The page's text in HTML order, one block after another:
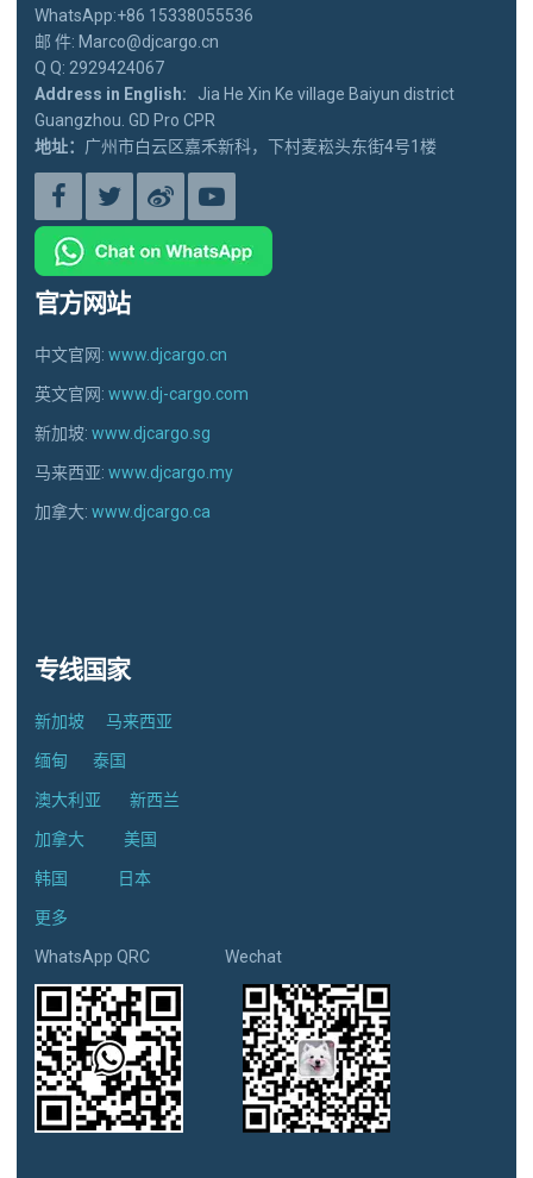
WhatsApp:+86 15338055536
邮 件: Marco@djcargo.cn
Q Q: 2929424067
Address in English: Jia He Xin Ke village Baiyun district
Guangzhou. GD Pro CPR
地址： 广州市白云区嘉禾新科，下村麦崧头东街4号1楼
官方网站
中文官网: www.djcargo.cn
英文官网: www.dj-cargo.com
新加坡: www.djcargo.sg
马来西亚: www.djcargo.my
加拿大: www.djcargo.ca
专线国家
新加坡 马来西亚
缅甸 泰国
澳大利亚 新西兰
加拿大 美国
韩国 日本
更多
WhatsApp QRC Wechat